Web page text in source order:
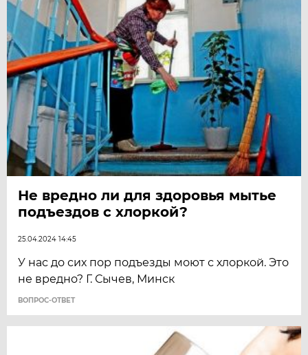
Не вредно ли для здоровья мытье
подъездов с хлоркой?
25.04.2024 14:45
У нас до сих пор подъезды моют с хлоркой. Это
не вредно? Г. Сычев, Минск
ВОПРОС-ОТВЕТ